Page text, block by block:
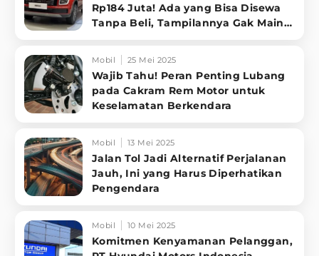
Rp184 Juta! Ada yang Bisa Disewa
Tanpa Beli, Tampilannya Gak Main-
Mobil 25 Mei 2025
Wajib Tahu! Peran Penting Lubang
pada Cakram Rem Motor untuk
Keselamatan Berkendara
Mobil 13 Mei 2025
Jalan Tol Jadi Alternatif Perjalanan
Jauh, Ini yang Harus Diperhatikan
Pengendara
Mobil 10 Mei 2025
Komitmen Kenyamanan Pelanggan,